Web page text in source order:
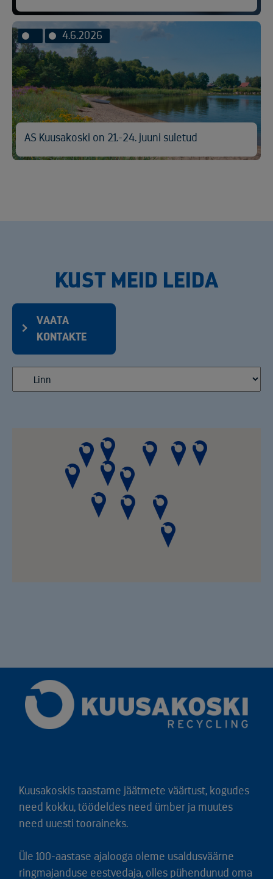
4.6.2026
AS Kuusakoski on 21.-24. juuni suletud
KUST MEID LEIDA
VAATA
KONTAKTE
Kuusakoskis taastame jäätmete väärtust, kogudes
need kokku, töödeldes need ümber ja muutes
need uuesti tooraineks.
Üle 100-aastase ajalooga oleme usaldusväärne
ringmajanduse eestvedaja, olles pühendunud oma